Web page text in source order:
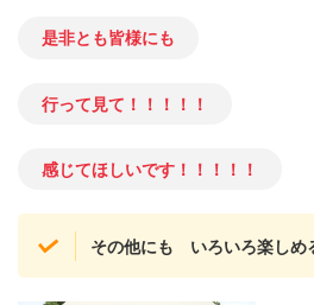
是非とも皆様にも
行って見て！！！！！
感じてほしいです！！！！！
その他にも いろいろ楽しめ